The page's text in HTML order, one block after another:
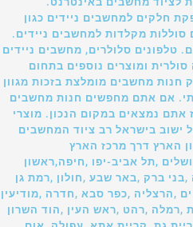
חלקים למחשבים ניידים כגון
מקלדות למחשבים ניידים.
טלפונים סלולרים, מחשבים ניידים
ומוצרים נוספים בתחום
מחשבים מומלצת בזכות מגוון
אם אתם מחפשים חנות מחשבים
אתם נמצאים במקום הנכון. מוצרי
ישוב בישראל רב ציוד המחשבים
הארץ דרך מרכז הארץ
,תל אביב-יפו ,חיפה,ראשון
ברק ,באר שבע ,חולון ,רמת גן
,הרצליה ,כפר סבא ,חדרה ,מודיעין
,רמלה ,רהט ,ראש העין ,הוד השרון